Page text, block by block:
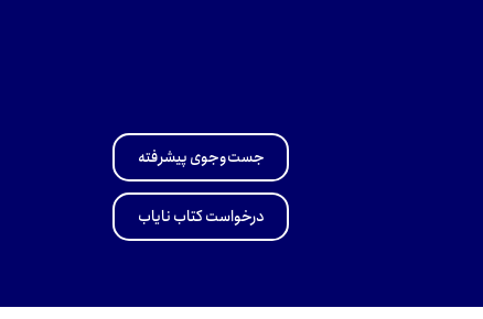
جست‌وجوی پیشرفته
درخواست کتاب نایاب